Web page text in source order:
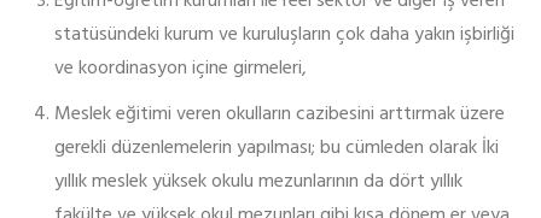
statüsündeki kurum ve kuruluşların çok daha yakın işbirliği
ve koordinasyon içine girmeleri,
Meslek eğitimi veren okulların cazibesini arttırmak üzere
gerekli düzenlemelerin yapılması; bu cümleden olarak İki
yıllık meslek yüksek okulu mezunlarının da dört yıllık